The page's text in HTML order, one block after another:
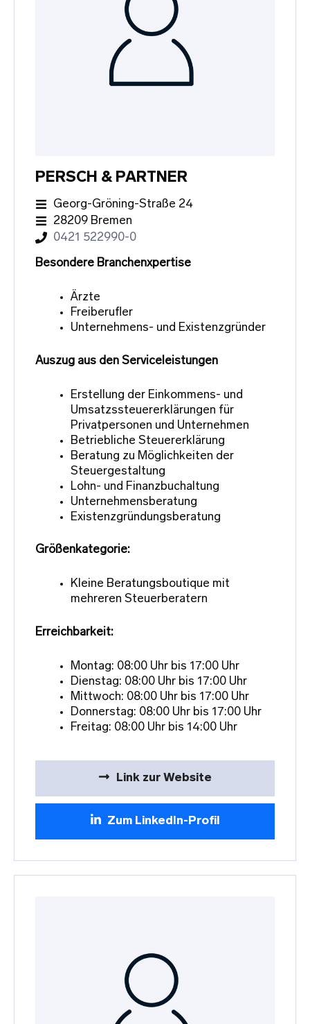
PERSCH & PARTNER
Georg-Gröning-Straße 24
28209 Bremen
0421 522990-0
Besondere Branchenxpertise
Ärzte
Freiberufler
Unternehmens- und Existenzgründer
Auszug aus den Serviceleistungen
Erstellung der Einkommens- und
Umsatzssteuererklärungen für
Privatpersonen und Unternehmen
Betriebliche Steuererklärung
Beratung zu Möglichkeiten der
Steuergestaltung
Lohn- und Finanzbuchaltung
Unternehmensberatung
Existenzgründungsberatung
Größenkategorie:
Kleine Beratungsboutique mit
mehreren Steuerberatern
Erreichbarkeit:
Montag: 08:00 Uhr bis 17:00 Uhr
Dienstag: 08:00 Uhr bis 17:00 Uhr
Mittwoch: 08:00 Uhr bis 17:00 Uhr
Donnerstag: 08:00 Uhr bis 17:00 Uhr
Freitag: 08:00 Uhr bis 14:00 Uhr
Link zur Website
Zum LinkedIn-Profil